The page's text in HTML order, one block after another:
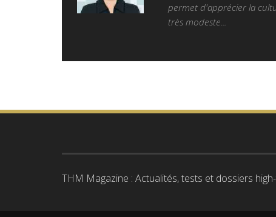
permet d'apprécier la
très modeste...
THM Magazine : Actualités, tests et dossiers